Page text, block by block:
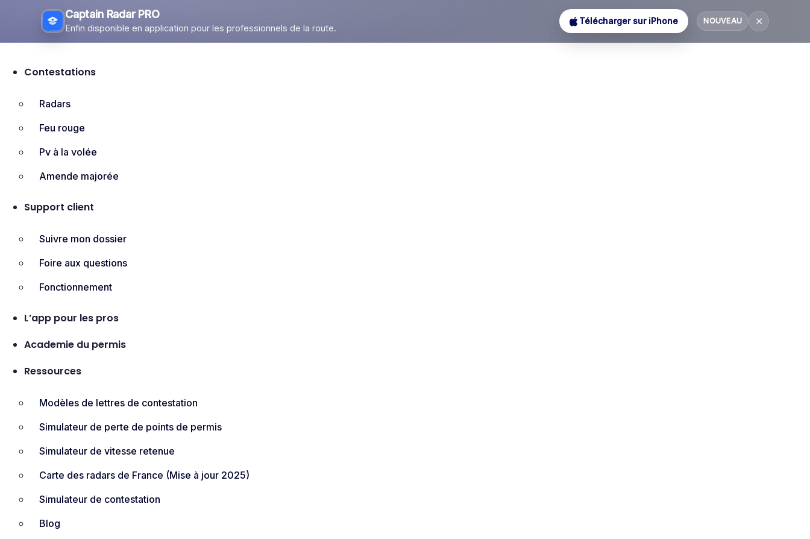
Captain Radar PRO
Enfin disponible en application pour les professionnels de la route.
Télécharger sur iPhone NOUVEAU ✕
Contestations
Radars
Feu rouge
Pv à la volée
Amende majorée
Support client
Suivre mon dossier
Foire aux questions
Fonctionnement
L’app pour les pros
Academie du permis
Ressources
Modèles de lettres de contestation
Simulateur de perte de points de permis
Simulateur de vitesse retenue
Carte des radars de France (Mise à jour 2025)​
Simulateur de contestation
Blog